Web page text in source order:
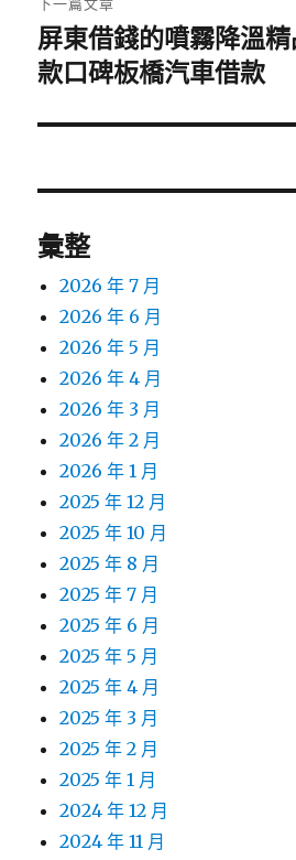
下
一
文
屏東借錢的噴霧降溫
款口碑板橋汽車借款
彙整
2026 年 7 月
2026 年 6 月
2026 年 5 月
2026 年 4 月
2026 年 3 月
2026 年 2 月
2026 年 1 月
2025 年 12 月
2025 年 10 月
2025 年 8 月
2025 年 7 月
2025 年 6 月
2025 年 5 月
2025 年 4 月
2025 年 3 月
2025 年 2 月
2025 年 1 月
2024 年 12 月
2024 年 11 月